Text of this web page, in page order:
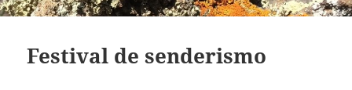
Festival de senderismo